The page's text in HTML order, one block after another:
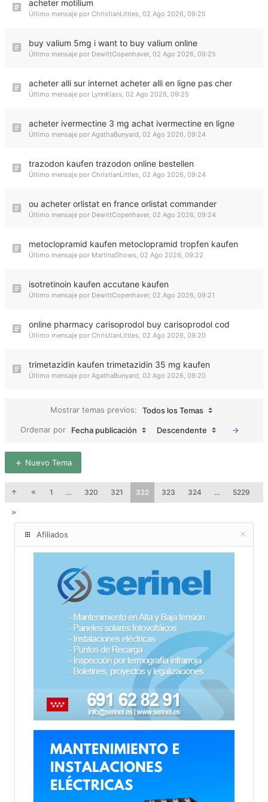
acheter motilium
Último mensaje por ChristianLittles, 02 Ago 2026, 09:25
buy valium 5mg i want to buy valium online
Último mensaje por DewittCopenhaver, 02 Ago 2026, 09:25
acheter alli sur internet acheter alli en ligne pas cher
Último mensaje por LynnKlass, 02 Ago 2026, 09:25
acheter ivermectine 3 mg achat ivermectine en ligne
Último mensaje por AgathaBunyard, 02 Ago 2026, 09:24
trazodon kaufen trazodon online bestellen
Último mensaje por ChristianLittles, 02 Ago 2026, 09:24
ou acheter orlistat en france orlistat commander
Último mensaje por DewittCopenhaver, 02 Ago 2026, 09:24
metoclopramid kaufen metoclopramid tropfen kaufen
Último mensaje por MartinaShows, 02 Ago 2026, 09:22
isotretinoin kaufen accutane kaufen
Último mensaje por DewittCopenhaver, 02 Ago 2026, 09:21
online pharmacy carisoprodol buy carisoprodol cod
Último mensaje por ChristianLittles, 02 Ago 2026, 09:20
trimetazidin kaufen trimetazidin 35 mg kaufen
Último mensaje por AgathaBunyard, 02 Ago 2026, 09:20
Mostrar temas previos:
Todos los Temas
Ordenar por
Fecha publicación Descendente
Nuevo Tema
1 … 320 321 322 323 324 … 5229
Afiliados